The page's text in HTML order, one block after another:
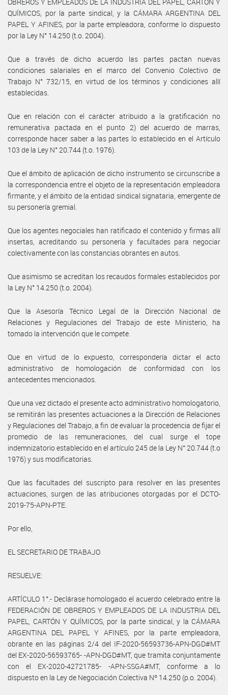
QUÍMICOS, por la parte sindical, y la CÁMARA ARGENTINA DEL
PAPEL Y AFINES, por la parte empleadora, conforme lo dispuesto
por la Ley N° 14.250 (t.o. 2004).
Que a través de dicho acuerdo las partes pactan nuevas
condiciones salariales en el marco del Convenio Colectivo de
Trabajo N° 732/15, en virtud de los términos y condiciones allí
establecidas.
Que en relación con el carácter atribuido a la gratificación no
remunerativa pactada en el punto 2) del acuerdo de marras,
corresponde hacer saber a las partes lo establecido en el Artículo
103 de la Ley N° 20.744 (t.o. 1976).
Que el ámbito de aplicación de dicho instrumento se circunscribe a
la correspondencia entre el objeto de la representación empleadora
firmante, y el ámbito de la entidad sindical signataria, emergente de
su personería gremial.
Que los agentes negociales han ratificado el contenido y firmas allí
insertas, acreditando su personería y facultades para negociar
colectivamente con las constancias obrantes en autos.
Que asimismo se acreditan los recaudos formales establecidos por
la Ley N° 14.250 (t.o. 2004).
Que la Asesoría Técnico Legal de la Dirección Nacional de
Relaciones y Regulaciones del Trabajo de este Ministerio, ha
tomado la intervención que le compete.
Que en virtud de lo expuesto, correspondería dictar el acto
administrativo de homologación de conformidad con los
antecedentes mencionados.
Que una vez dictado el presente acto administrativo homologatorio,
se remitirán las presentes actuaciones a la Dirección de Relaciones
y Regulaciones del Trabajo, a fin de evaluar la procedencia de fijar el
promedio de las remuneraciones, del cual surge el tope
indemnizatorio establecido en el artículo 245 de la Ley N° 20.744 (t.o
1976) y sus modificatorias.
Que las facultades del suscripto para resolver en las presentes
actuaciones, surgen de las atribuciones otorgadas por el DCTO-
2019-75-APN-PTE.
Por ello,
EL SECRETARIO DE TRABAJO
RESUELVE:
ARTÍCULO 1°.- Declárase homologado el acuerdo celebrado entre la
FEDERACIÓN DE OBREROS Y EMPLEADOS DE LA INDUSTRIA DEL
PAPEL, CARTÓN Y QUÍMICOS, por la parte sindical, y la CÁMARA
ARGENTINA DEL PAPEL Y AFINES, por la parte empleadora,
obrante en las páginas 2/4 del IF-2020-56593736-APN-DGD#MT
del EX-2020-56593765- -APN-DGD#MT, que tramita conjuntamente
con el EX-2020-42721785- -APN-SSGA#MT, conforme a lo
dispuesto en la Ley de Negociación Colectiva Nº 14.250 (p.o. 2004).